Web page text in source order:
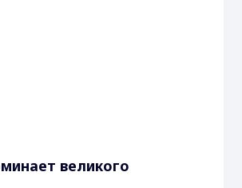
великого